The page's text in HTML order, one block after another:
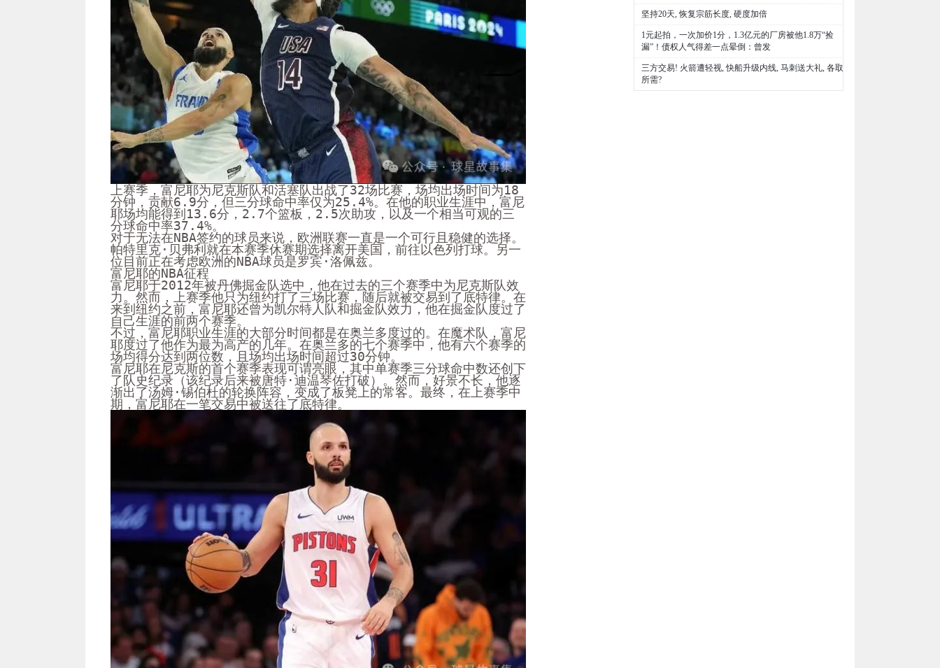
上赛季，富尼耶为尼克斯队和活塞队出战了32场比赛，场均出场时间为18
分钟，贡献6.9分，但三分球命中率仅为25.4%。在他的职业生涯中，富尼
耶场均能得到13.6分，2.7个篮板，2.5次助攻，以及一个相当可观的三
分球命中率37.4%。
对于无法在NBA签约的球员来说，欧洲联赛一直是一个可行且稳健的选择。
帕特里克·贝弗利就在本赛季休赛期选择离开美国，前往以色列打球。另一
位目前正在考虑欧洲的NBA球员是罗宾·洛佩兹。
富尼耶的NBA征程
富尼耶于2012年被丹佛掘金队选中，他在过去的三个赛季中为尼克斯队效
力。然而，上赛季他只为纽约打了三场比赛，随后就被交易到了底特律。在
来到纽约之前，富尼耶还曾为凯尔特人队和掘金队效力，他在掘金队度过了
自己生涯的前两个赛季。
不过，富尼耶职业生涯的大部分时间都是在奥兰多度过的。在魔术队，富尼
耶度过了他作为最为高产的几年。在奥兰多的七个赛季中，他有六个赛季的
场均得分达到两位数，且场均出场时间超过30分钟。
富尼耶在尼克斯的首个赛季表现可谓亮眼，其中单赛季三分球命中数还创下
了队史纪录（该纪录后来被唐特·迪温琴佐打破）。然而，好景不长，他逐
渐出了汤姆·锡伯杜的轮换阵容，变成了板凳上的常客。最终，在上赛季中
期，富尼耶在一笔交易中被送往了底特律。
坚持20天, 恢复宗筋长度, 硬度加倍
1元起拍，一次加价1分，1.3亿元的厂房被他1.8万“捡
漏”！债权人气得差一点晕倒：曾发
三方交易! 火箭遭轻视, 快船升级内线, 马刺送大礼, 各取
所需?